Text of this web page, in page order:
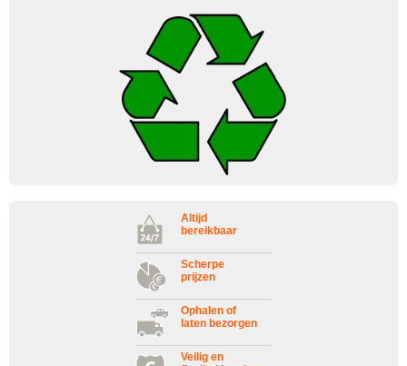
Altijd
bereikbaar
Scherpe
prijzen
Ophalen of
laten bezorgen
Veilig en